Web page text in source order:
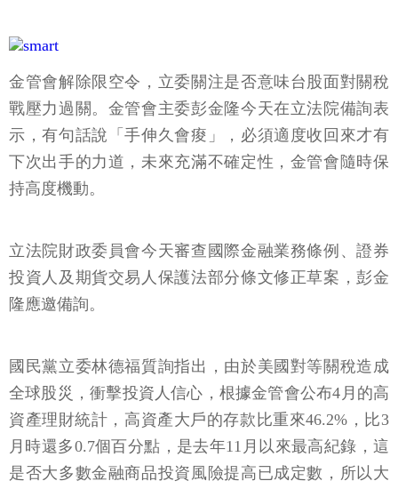
金管會解除限空令，立委關注是否意味台股面對關稅
戰壓力過關。金管會主委彭金隆今天在立法院備詢表
示，有句話說「手伸久會痠」，必須適度收回來才有
下次出手的力道，未來充滿不確定性，金管會隨時保
持高度機動。
立法院財政委員會今天審查國際金融業務條例、證券
投資人及期貨交易人保護法部分條文修正草案，彭金
隆應邀備詢。
國民黨立委林德福質詢指出，由於美國對等關稅造成
全球股災，衝擊投資人信心，根據金管會公布4月的高
資產理財統計，高資產大戶的存款比重來46.2%，比3
月時還多0.7個百分點，是去年11月以來最高紀錄，這
是否大多數金融商品投資風險提高已成定數，所以大